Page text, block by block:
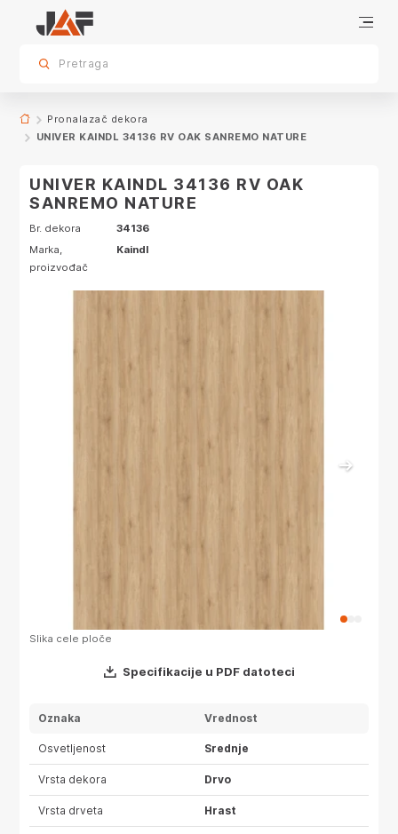
sr.skip-to.main-content
sr.skip-to.table-of-contents
sr.skip-to.main-navigation
Proizvodi sa ovim dekorom
Pretraga
Pronalazač dekora
UNIVER KAINDL 34136 RV OAK SANREMO NATURE
UNIVER KAINDL 34136 RV OAK
SANREMO NATURE
Br. dekora
34136
Marka,
proizvođač
Kaindl
Slika cele ploče
Specifikacije u PDF datoteci
Oznaka Vrednost
Osvetljenost Srednje
Vrsta dekora Drvo
Vrsta drveta Hrast